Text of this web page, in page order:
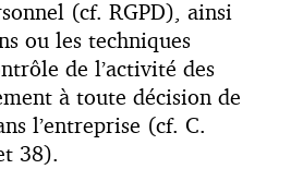
(cf. RGPD), ainsi
ou les techniques
de l’activité des
à toute décision de
l’entreprise (cf. C.
38).